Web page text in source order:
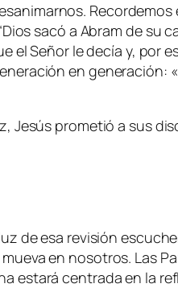
sacó a Abram de su
el Señor le decía y, por
en generación:
Jesús prometió a sus
de esa revisión
en nosotros. Las
estará centrada en la